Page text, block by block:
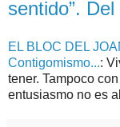
sentido”.
EL BLOC DEL
Contigomismo...:
tener. Tampoco
entusiasmo no es